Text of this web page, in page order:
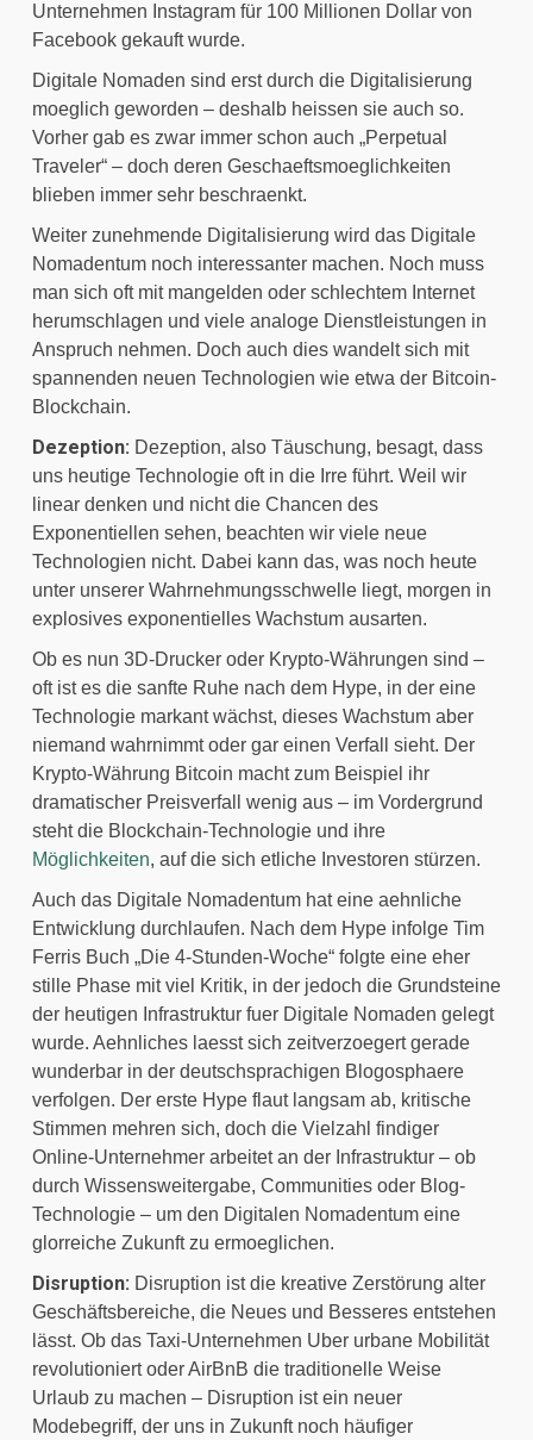
Unternehmen Instagram für 100 Millionen Dollar von
Facebook gekauft wurde.
Digitale Nomaden sind erst durch die Digitalisierung
moeglich geworden – deshalb heissen sie auch so.
Vorher gab es zwar immer schon auch „Perpetual
Traveler“ – doch deren Geschaeftsmoeglichkeiten
blieben immer sehr beschraenkt.
Weiter zunehmende Digitalisierung wird das Digitale
Nomadentum noch interessanter machen. Noch muss
man sich oft mit mangelden oder schlechtem Internet
herumschlagen und viele analoge Dienstleistungen in
Anspruch nehmen. Doch auch dies wandelt sich mit
spannenden neuen Technologien wie etwa der Bitcoin-
Blockchain.
Dezeption: Dezeption, also Täuschung, besagt, dass
uns heutige Technologie oft in die Irre führt. Weil wir
linear denken und nicht die Chancen des
Exponentiellen sehen, beachten wir viele neue
Technologien nicht. Dabei kann das, was noch heute
unter unserer Wahrnehmungsschwelle liegt, morgen in
explosives exponentielles Wachstum ausarten.
Ob es nun 3D-Drucker oder Krypto-Währungen sind –
oft ist es die sanfte Ruhe nach dem Hype, in der eine
Technologie markant wächst, dieses Wachstum aber
niemand wahrnimmt oder gar einen Verfall sieht. Der
Krypto-Währung Bitcoin macht zum Beispiel ihr
dramatischer Preisverfall wenig aus – im Vordergrund
steht die Blockchain-Technologie und ihre
Möglichkeiten, auf die sich etliche Investoren stürzen.
Auch das Digitale Nomadentum hat eine aehnliche
Entwicklung durchlaufen. Nach dem Hype infolge Tim
Ferris Buch „Die 4-Stunden-Woche“ folgte eine eher
stille Phase mit viel Kritik, in der jedoch die Grundsteine
der heutigen Infrastruktur fuer Digitale Nomaden gelegt
wurde. Aehnliches laesst sich zeitverzoegert gerade
wunderbar in der deutschsprachigen Blogosphaere
verfolgen. Der erste Hype flaut langsam ab, kritische
Stimmen mehren sich, doch die Vielzahl findiger
Online-Unternehmer arbeitet an der Infrastruktur – ob
durch Wissensweitergabe, Communities oder Blog-
Technologie – um den Digitalen Nomadentum eine
glorreiche Zukunft zu ermoeglichen.
Disruption: Disruption ist die kreative Zerstörung alter
Geschäftsbereiche, die Neues und Besseres entstehen
lässt. Ob das Taxi-Unternehmen Uber urbane Mobilität
revolutioniert oder AirBnB die traditionelle Weise
Urlaub zu machen – Disruption ist ein neuer
Modebegriff, der uns in Zukunft noch häufiger